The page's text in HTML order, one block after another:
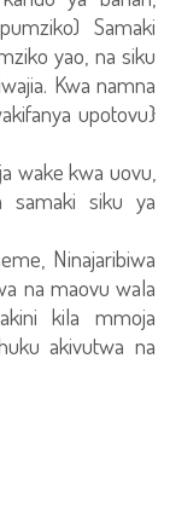
Samaki
yao, na siku
Kwa namna
upotovu}
wake kwa uovu,
samaki siku ya
Ninajaribiwa
na maovu wala
kila mmoja
akivutwa na